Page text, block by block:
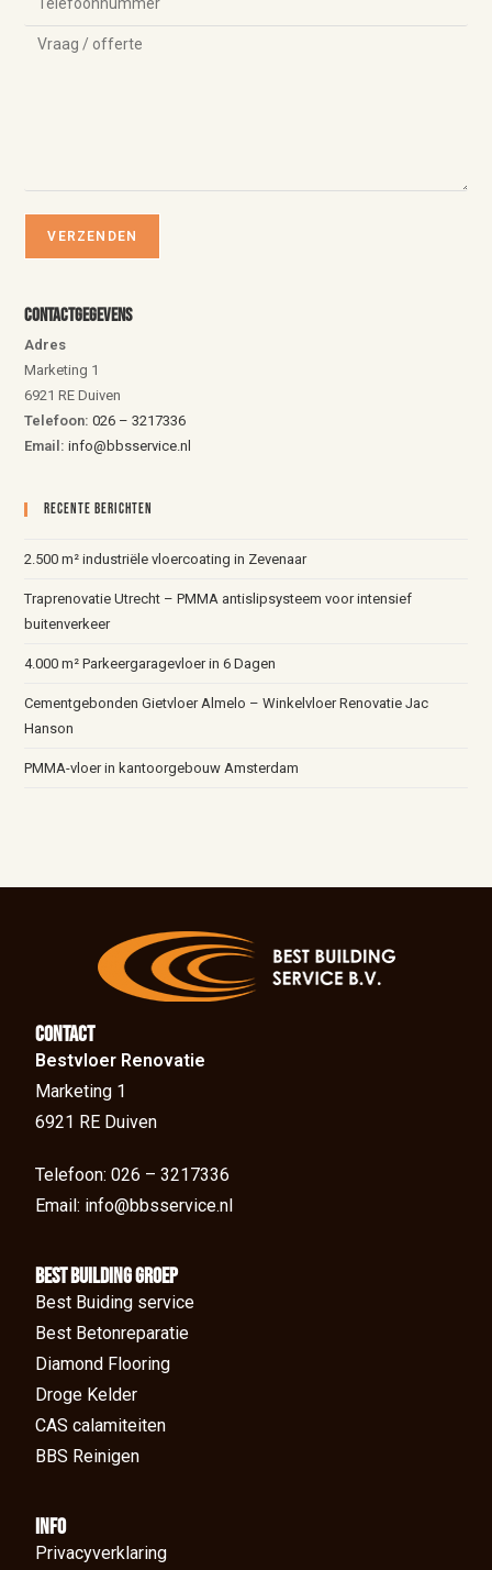
Contactgegevens
Adres
Marketing 1
6921 RE Duiven
Telefoon:026 – 3217336
Email: info@bbsservice.nl
Recente Berichten
2.500 m² industriële vloercoating in Zevenaar
Traprenovatie Utrecht – PMMA antislipsysteem voor intensief
buitenverkeer
4.000 m² Parkeergaragevloer in 6 Dagen
Cementgebonden Gietvloer Almelo – Winkelvloer Renovatie Jac
Hanson
PMMA-vloer in kantoorgebouw Amsterdam
Contact
Bestvloer Renovatie
Marketing 1
6921 RE Duiven
Telefoon: 026 – 3217336
Email: info@bbsservice.nl
BEst Building groep
Best Buiding service
Best Betonreparatie
Diamond Flooring
Droge Kelder
CAS calamiteiten
BBS Reinigen
Info
Privacyverklaring